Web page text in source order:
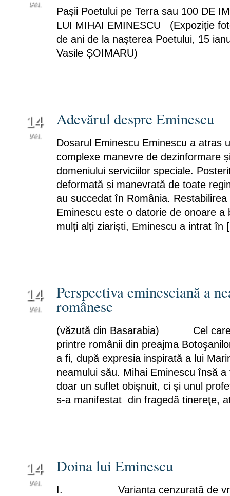
IAN.
Pașii Poetului pe Terra sau 100 DE
LUI MIHAI EMINESCU (Expoziție
de ani de la nașterea Poetului, 15
Vasile ȘOIMARU)
14
IAN.
Adevărul despre Eminescu
Dosarul Eminescu Eminescu a atras
complexe manevre de dezinformare
domeniului serviciilor speciale.
deformată și manevrată de toate
au succedat în România.
Eminescu este o datorie de onoare a
mulți alți ziariști, Eminescu a intrat
14
IAN.
Perspectiva eminesciană a
românesc
(văzută din Basarabia) Cel care
printre românii din preajma
a fi, după expresia inspirată a lui
neamului său. Mihai Eminescu însă
doar un suflet obişnuit, ci şi unul
s-a manifestat din fragedă tinereţe,
14
IAN.
Doina lui Eminescu
I. Varianta cenzurată de